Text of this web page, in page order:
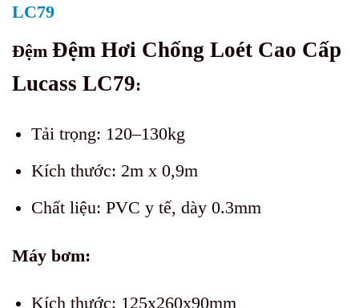
LC79
Đệm Đệm Hơi Chống Loét Cao Cấp
Lucass LC79:
Tải trọng: 120–130kg
Kích thước: 2m x 0,9m
Chất liệu: PVC y tế, dày 0.3mm
Máy bơm:
Kích thước: 125x260x90mm